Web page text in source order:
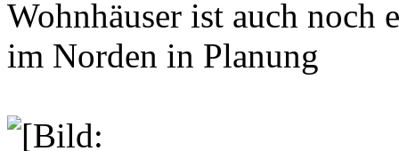
Wohnhäuser ist auch noch
im Norden in Planung